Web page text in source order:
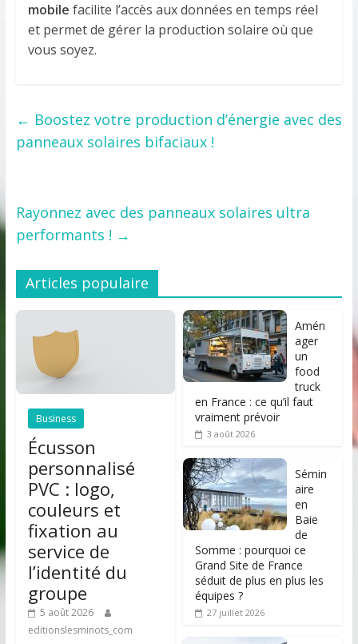
mobile facilite l’accès aux données en temps réel
et permet de gérer la production solaire où que
vous soyez.
← Boostez votre production d’énergie avec des
panneaux solaires bifaciaux !
Rayonnez avec des panneaux solaires ultra
performants ! →
Articles populaire
Business
Écusson
personnalisé
PVC : logo,
couleurs et
fixation au
service de
l’identité du
groupe
5 août 2026
editionslesminots_com
Amén
ager
un
food
truck
en France : ce qu’il faut
vraiment prévoir
3 août 2026
Sémin
aire
en
Baie
de
Somme : pourquoi ce
Grand Site de France
séduit de plus en plus les
équipes ?
27 juillet 2026